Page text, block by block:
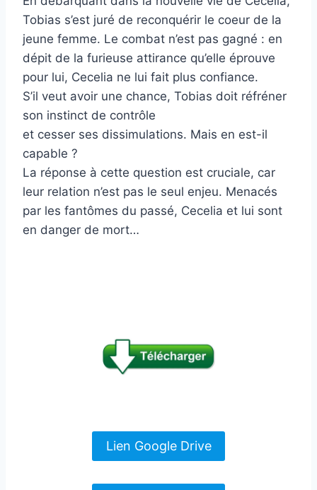
Tobias s’est juré de reconquérir le coeur de la
jeune femme. Le combat n’est pas gagné : en
dépit de la furieuse attirance qu’elle éprouve
pour lui, Cecelia ne lui fait plus confiance.
S’il veut avoir une chance, Tobias doit réfréner
son instinct de contrôle
et cesser ses dissimulations. Mais en est-il
capable ?
La réponse à cette question est cruciale, car
leur relation n’est pas le seul enjeu. Menacés
par les fantômes du passé, Cecelia et lui sont
en danger de mort…
Lien Google Drive